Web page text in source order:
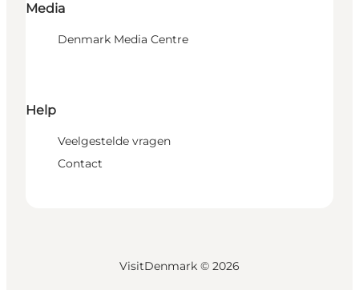
Media
Denmark Media Centre
Help
Veelgestelde vragen
Contact
VisitDenmark © 2026